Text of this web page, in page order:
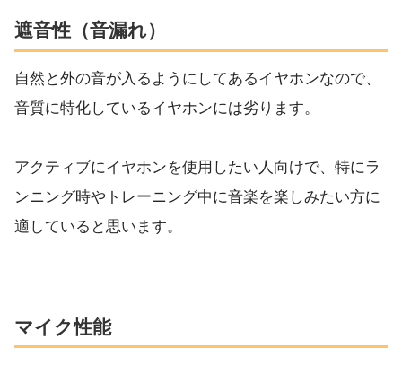
遮音性（音漏れ）
自然と外の音が入るようにしてあるイヤホンなので、
音質に特化しているイヤホンには劣ります。
アクティブにイヤホンを使用したい人向けで、特にラ
ンニング時やトレーニング中に音楽を楽しみたい方に
適していると思います。
マイク性能